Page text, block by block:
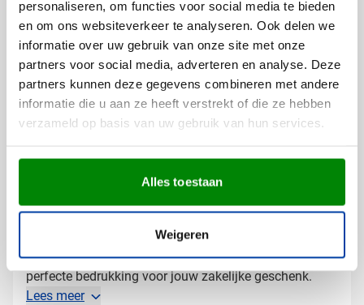
personaliseren, om functies voor social media te bieden
en om ons websiteverkeer te analyseren. Ook delen we
informatie over uw gebruik van onze site met onze
partners voor social media, adverteren en analyse. Deze
partners kunnen deze gegevens combineren met andere
informatie die u aan ze heeft verstrekt of die ze hebben
verzameld op basis van uw gebruik van hun services.
Alles toestaan
Weigeren
Met een tekst of slogan voor extra herkenbaarheid
Op de optimale plek voor maximale zichtbaarheid
Door deze premium laptoptas te laten bedrukken,
creëer je een professioneel geschenk dat je merk elke
Gratis digitaal voorbeeld van je
bedrukte laptoptas
Notion Slim? Vraag een gratis digitaal voorbeeld aan
en weet precies wat je kunt verwachten. Neem contact
met ons op en we denken graag met je mee over de
perfecte bedrukking voor jouw zakelijke geschenk.
Lees meer